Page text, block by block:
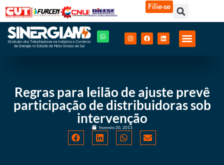
Filie-se
Regras para leilão de ajuste prevê
participação de distribuidoras sob
intervenção
fevereiro 20, 2013